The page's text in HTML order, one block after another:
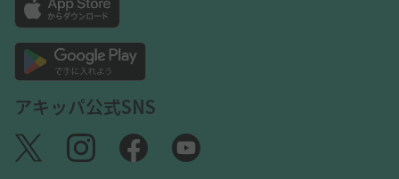
アキッパ公式SNS